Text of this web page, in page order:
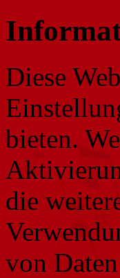
Diese
bieten.
die
von